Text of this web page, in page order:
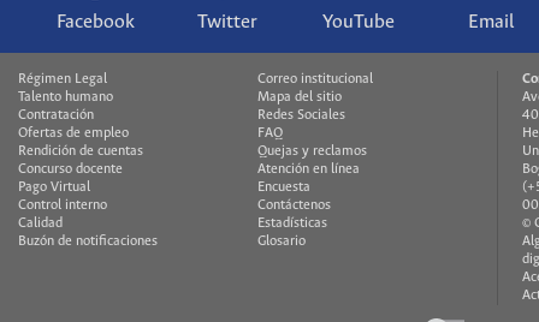
Facebook Twitter YouTube Email
Régimen Legal
Talento humano
Contratación
Ofertas de empleo
Rendición de cuentas
Concurso docente
Pago Virtual
Control interno
Calidad
Buzón de notificaciones
Correo institucional
Mapa del sitio
Redes Sociales
FAQ
Quejas y reclamos
Atención en línea
Encuesta
Contáctenos
Estadísticas
Glosario
©